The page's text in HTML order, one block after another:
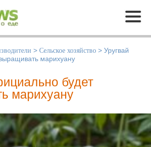
Меню
> Сельское хозяйство > Уругвай
марихуану
будет
марихуану